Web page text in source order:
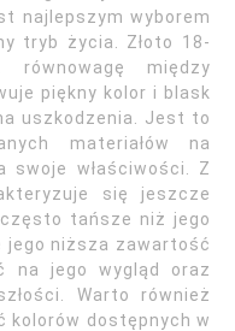
najlepszym wyborem
tryb życia. Złoto 18-
równowagę między
piękny kolor i blask
uszkodzenia. Jest to
materiałów na
swoje właściwości. Z
się jeszcze
tańsze niż jego
jego niższa zawartość
na jego wygląd oraz
Warto również
kolorów dostępnych w